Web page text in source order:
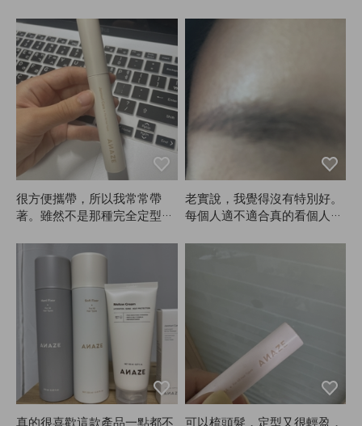
頭髮就像剛做完造型一樣蓬
鬆，捲度也超美。真的會一直
回購！拜託ANAZE一定要繼
續生產！沒了它真的不行！😭
😭❤️❤️❤️
很方便攜帶，所以我常常帶
著。雖然不是那種完全定型，
來就不喜歡太硬的定型，所以
對ANAZE很滿意。
老實說，我覺得沒有特別好。
每個人適不適合真的看個人。
真的很喜歡這款產品一點都不
可以梳頭髮，定型又很輕盈，